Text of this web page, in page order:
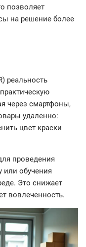
позволяет
на решение более
реальность
через смартфоны,
удаленно:
цвет краски
проведения
или обучения
Это снижает
вовлеченность.